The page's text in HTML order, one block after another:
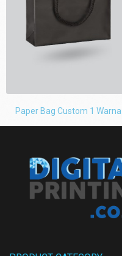
Paper Bag Custom 1 Warna